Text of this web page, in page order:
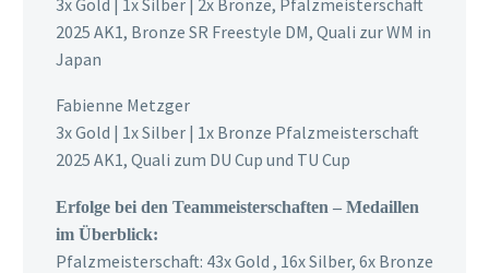
2025 AK1, Bronze SR Freestyle DM, Quali zur WM in
Japan
Fabienne Metzger
3x Gold | 1x Silber | 1x Bronze Pfalzmeisterschaft
2025 AK1, Quali zum DU Cup und TU Cup
Erfolge bei den Teammeisterschaften – Medaillen
im Überblick:
Pfalzmeisterschaft: 43x Gold , 16x Silber, 6x Bronze